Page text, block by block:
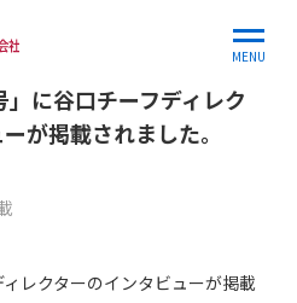
MENU
1月号」に…
」に谷口チーフディレク
が掲載されました。
レクターのインタビューが掲載